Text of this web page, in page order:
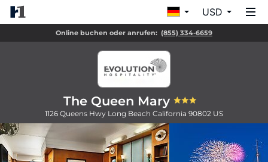
USD
Online buchen oder anrufen: (855) 334-6659
The Queen Mary
1126 Queens Hwy Long Beach California 90802 US